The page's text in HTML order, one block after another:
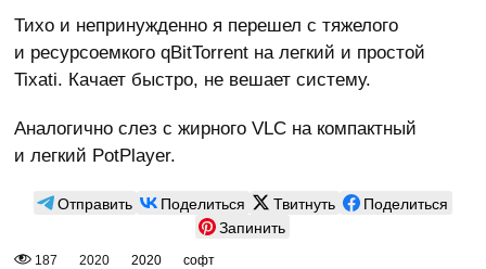
Тихо и непринужденно я перешел с тяжелого
и ресурсоемкого qBitTorrent на легкий и простой
Tixati. Качает быстро, не вешает систему.
Аналогично слез с жирного VLC на компактный
и легкий PotPlayer.
Отправить Поделиться Твитнуть
Поделиться
Запинить
187 2020 2020 софт